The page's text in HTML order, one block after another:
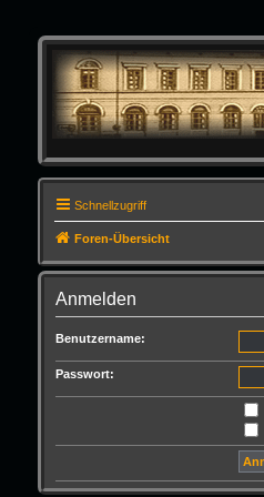
Schnellzugriff
Foren-Übersicht
Anmelden
Benutzername:
Passwort: